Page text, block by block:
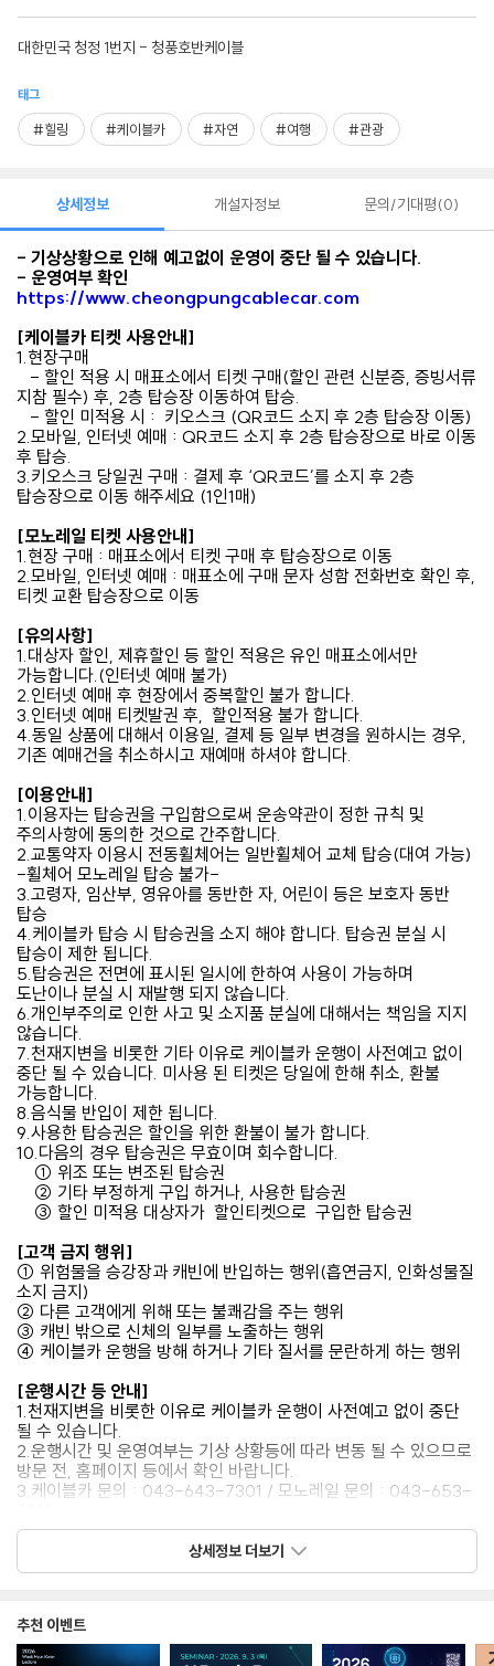
대한민국 청정 1번지 - 청풍호반케이블
태그
#힐링 #케이블카 #자연 #여행 #관광
상세정보
- 기상상황으로 인해 예고없이 운영이 중단 될 수 있습니다.
- 운영여부 확인
https://www.cheongpungcablecar.com
[케이블카 티켓 사용안내]
1.현장구매
- 할인 적용 시 매표소에서 티켓 구매(할인 관련 신분증, 증빙서류
지참 필수) 후, 2층 탑승장 이동하여 탑승.
- 할인 미적용 시 : 키오스크 (QR코드 소지 후 2층 탑승장 이동)
2.모바일, 인터넷 예매 : QR코드 소지 후 2층 탑승장으로 바로 이동
후 탑승.
3.키오스크 당일권 구매 : 결제 후 ‘QR코드’를 소지 후 2층
탑승장으로 이동 해주세요 (1인1매)
[모노레일 티켓 사용안내]
1.현장 구매 : 매표소에서 티켓 구매 후 탑승장으로 이동
2.모바일, 인터넷 예매 : 매표소에 구매 문자 성함 전화번호 확인 후,
티켓 교환 탑승장으로 이동
[유의사항]
1.대상자 할인, 제휴할인 등 할인 적용은 유인 매표소에서만
가능합니다.(인터넷 예매 불가)
2.인터넷 예매 후 현장에서 중복할인 불가 합니다.
3.인터넷 예매 티켓발권 후, 할인적용 불가 합니다.
4.동일 상품에 대해서 이용일, 결제 등 일부 변경을 원하시는 경우,
기존 예매건을 취소하시고 재예매 하셔야 합니다.
[이용안내]
1.이용자는 탑승권을 구입함으로써 운송약관이 정한 규칙 및
주의사항에 동의한 것으로 간주합니다.
2.교통약자 이용시 전동휠체어는 일반휠체어 교체 탑승(대여 가능)
-휠체어 모노레일 탑승 불가-
3.고령자, 임산부, 영유아를 동반한 자, 어린이 등은 보호자 동반
탑승
4.케이블카 탑승 시 탑승권을 소지 해야 합니다. 탑승권 분실 시
탑승이 제한 됩니다.
5.탑승권은 전면에 표시된 일시에 한하여 사용이 가능하며
도난이나 분실 시 재발행 되지 않습니다.
6.개인부주의로 인한 사고 및 소지품 분실에 대해서는 책임을 지지
않습니다.
7.천재지변을 비롯한 기타 이유로 케이블카 운행이 사전예고 없이
중단 될 수 있습니다. 미사용 된 티켓은 당일에 한해 취소, 환불
가능합니다.
8.음식물 반입이 제한 됩니다.
9.사용한 탑승권은 할인을 위한 환불이 불가 합니다.
10.다음의 경우 탑승권은 무효이며 회수합니다.
① 위조 또는 변조된 탑승권
② 기타 부정하게 구입 하거나, 사용한 탑승권
③ 할인 미적용 대상자가 할인티켓으로 구입한 탑승권
[고객 금지 행위]
① 위험물을 승강장과 캐빈에 반입하는 행위(흡연금지, 인화성물질
소지 금지)
② 다른 고객에게 위해 또는 불쾌감을 주는 행위
③ 캐빈 밖으로 신체의 일부를 노출하는 행위
④ 케이블카 운행을 방해 하거나 기타 질서를 문란하게 하는 행위
[운행시간 등 안내]
1.천재지변을 비롯한 이유로 케이블카 운행이 사전예고 없이 중단
될 수 있습니다.
2.운행시간 및 운영여부는 기상 상황등에 따라 변동 될 수 있으므로
방문 전, 홈페이지 등에서 확인 바랍니다.
3.케이블카 문의 : 043-643-7301 / 모노레일 문의 : 043-653-
4.이용요금 - 가격정보 확인
5.할인안내 - 상세페이지 확인
6.단체안내 - 단체 20인 이상 / 100인 이상 예약 별도 문의 070-
[미사용 티켓 취소/환불 규정]
1. 사용 예약일 전날까지 미사용 티켓 취소 접수 시, 100% 환불
상세정보 더보기
개설자정보 문의/기대평 0
추천 이벤트